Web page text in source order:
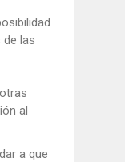
las
al
a que